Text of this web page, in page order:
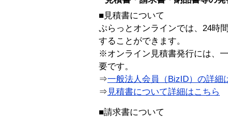
■見積書について
ぷらっとオンラインでは、24時
することができます。
※オンライン見積書発行には、
要です。
⇒一般法人会員（BizID）の詳細
⇒ 見積書について詳細はこちら
■請求書について